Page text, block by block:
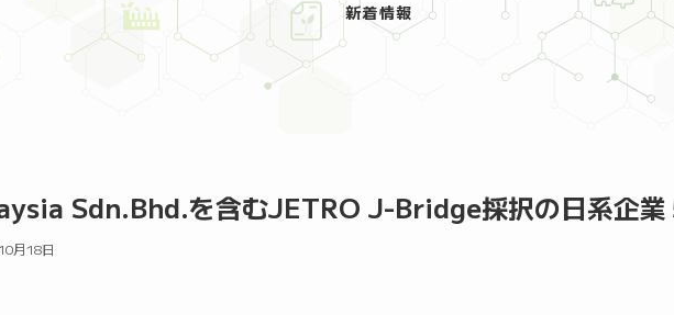
新着情報
Sdn.Bhd.を含むJETRO J-Bridge採択の日系企業
月18日